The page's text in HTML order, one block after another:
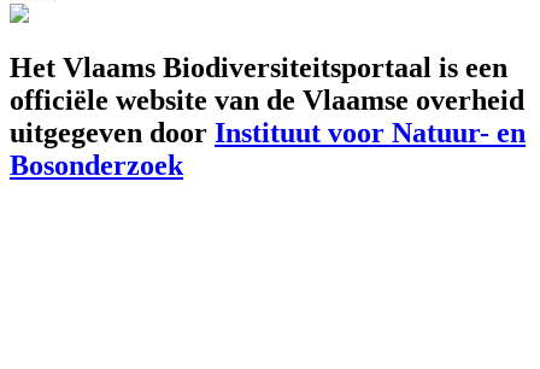
Het Vlaams Biodiversiteitsportaal is een
officiële website van de Vlaamse overheid
uitgegeven door Instituut voor Natuur- en
Bosonderzoek